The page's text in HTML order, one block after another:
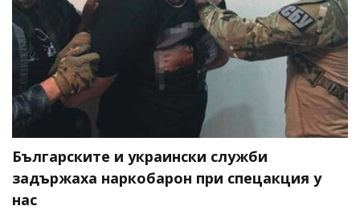
Българските и украински служби
задържаха наркобарон при спецакция у
нас